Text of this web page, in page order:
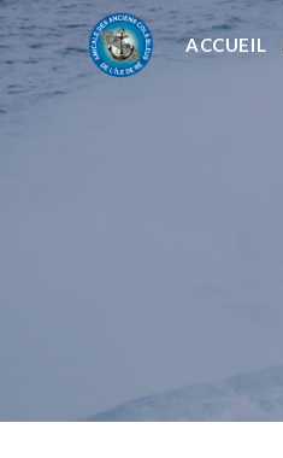
ACCUEIL